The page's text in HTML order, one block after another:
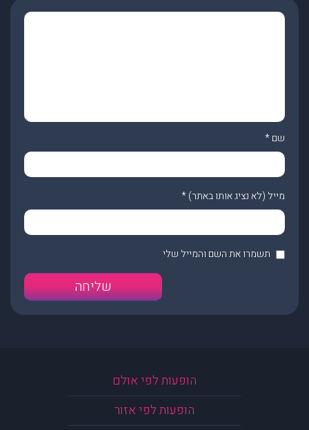
שם*
מייל (לא נציג אותו באתר)*
תשמרו את השם והמייל שלי
הופעות לפי אולם
הופעות לפי אזור